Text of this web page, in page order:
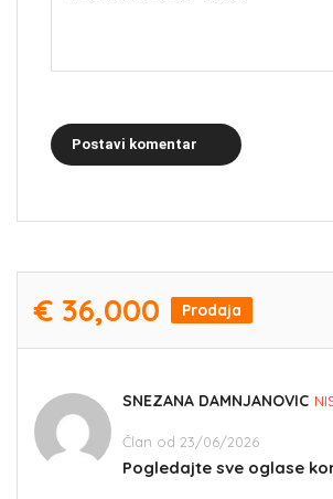
Postavi komentar
€ 36,000 Prodaja
SNEZANA DAMNJANOVIC
Član od 23/06/2026
Pogledajte sve oglase